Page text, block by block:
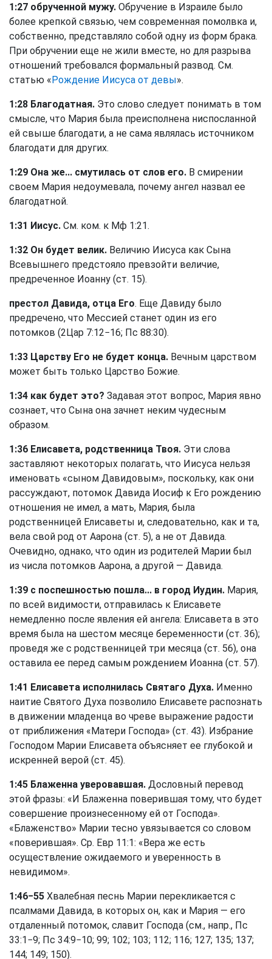
1:27 обрученной мужу. Обручение в Израиле было
более крепкой связью, чем современная помолвка и,
собственно, представляло собой одну из форм брака.
При обручении еще не жили вместе, но для разрыва
отношений требовался формальный развод. См.
статью «Рождение Иисуса от девы».
1:28 Благодатная. Это слово следует понимать в том
смысле, что Мария была преисполнена ниспосланной
ей свыше благодати, а не сама являлась источником
благодати для других.
1:29 Она же... смутилась от слов его. В смирении
своем Мария недоумевала, почему ангел назвал ее
благодатной.
1:31 Иисус. См. ком. к Мф 1:21.
1:32 Он будет велик. Величию Иисуса как Сына
Всевышнего предстояло превзойти величие,
предреченное Иоанну (ст. 15).
престол Давида, отца Его. Еще Давиду было
предречено, что Мессией станет один из его
потомков (2Цар 7:12−16; Пс 88:30).
1:33 Царству Его не будет конца. Вечным царством
может быть только Царство Божие.
1:34 как будет это? Задавая этот вопрос, Мария явно
сознает, что Сына она зачнет неким чудесным
образом.
1:36 Елисавета, родственница Твоя. Эти слова
заставляют некоторых полагать, что Иисуса нельзя
именовать «сыном Давидовым», поскольку, как они
рассуждают, потомок Давида Иосиф к Его рождению
отношения не имел, а мать, Мария, была
родственницей Елисаветы и, следовательно, как и та,
вела свой род от Аарона (ст. 5), а не от Давида.
Очевидно, однако, что один из родителей Марии был
из числа потомков Аарона, а другой — Давида.
1:39 с поспешностью пошла... в город Иудин. Мария,
по всей видимости, отправилась к Елисавете
немедленно после явления ей ангела: Елисавета в это
время была на шестом месяце беременности (ст. 36);
проведя же с родственницей три месяца (ст. 56), она
оставила ее перед самым рождением Иоанна (ст. 57).
1:41 Елисавета исполнилась Святаго Духа. Именно
наитие Святого Духа позволило Елисавете распознать
в движении младенца во чреве выражение радости
от приближения «Матери Господа» (ст. 43). Избрание
Господом Марии Елисавета объясняет ее глубокой и
искренней верой (ст. 45).
1:45 Блаженна уверовавшая. Дословный перевод
этой фразы: «И Блаженна поверившая тому, что будет
совершение произнесенному ей от Господа».
«Блаженство» Марии тесно увязывается со словом
«поверившая». Ср. Евр 11:1: «Вера же есть
осуществление ожидаемого и уверенность в
невидимом».
1:46−55 Хвалебная песнь Марии перекликается с
псалмами Давида, в которых он, как и Мария — его
отдаленный потомок, славит Господа (см., напр., Пс
33:1−9; Пс 34:9−10; 99; 102; 103; 112; 116; 127; 135; 137;
144; 149; 150).